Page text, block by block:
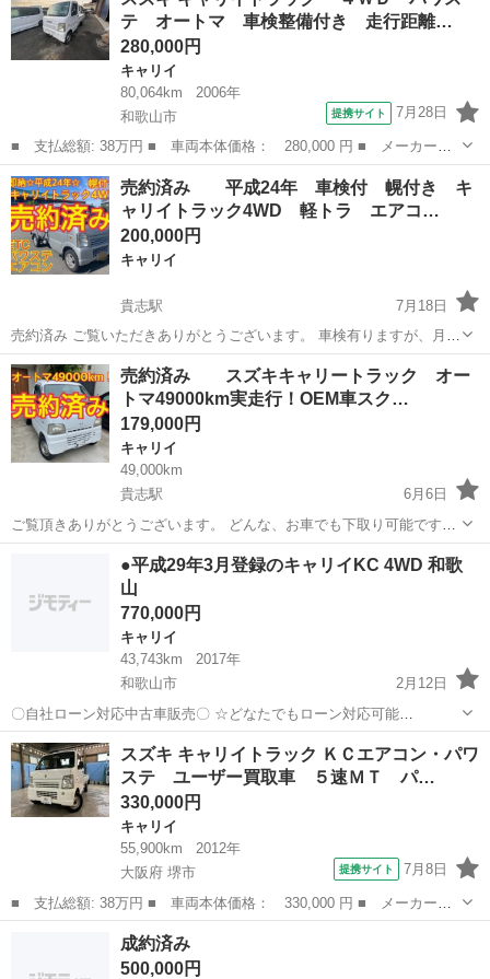
テ オートマ 車検整備付き 走行距離…
280,000円
キャリイ
80,064km
2006年
和歌山市
提携サイト 7月28日
■ 支払総額: 38万円 ■ 車両本体価格： 280,000 円 ■ メーカー
名： スズキ ■ 車種名： キャリイトラック ■ グレード名：
４ＷＤ パワステ オートマ 車検整備付き 走行距離８００６４ｋ
ｍ ■ 排気量：...
和歌山 和歌山市 キャリイ
売約済み 平成24年 車検付 幌付き キ
ャリイトラック4WD 軽トラ エアコ…
200,000円
キャリイ
貴志駅
7月18日
売約済み ご覧いただきありがとうございます。 車検有りますが、月割
り等頂きません、全てコミコミです。 リサイクル料金等も全て込みの
お値段です。 平成24年 幌付き、エアコン、パワステ付きの軽トラ
🛻...
和歌山 紀の川市 貴志駅 キャリイ キャリイトラック
売約済み スズキキャリートラック オー
トマ49000km実走行！OEM車スク…
179,000円
キャリイ
49,000km
貴志駅
6月6日
ご覧頂きありがとうございます。 どんな、お車でも下取り可能です！
買い取りだけの相談も、お気軽にお問い合わせ下さい。どんな、お車
でも値段付けます！ 和歌山の方は無料で名義変更や廃車手続きも、さ
せて頂きます...
紀の川市 貴志駅 キャリイ 車両
●平成29年3月登録のキャリイKC 4WD 和歌
山
770,000円
キャリイ
43,743km
2017年
和歌山市
2月12日
〇自社ローン対応中古車販売〇 ☆どなたでもローン対応可能
☆ １、勤続年数の短い方や自営業の方
２、パートをされる主婦の方や派遣社員の方 ３、自己破産等をされた
方やローンが組めない方 ...
和歌山 和歌山市 キャリイ 車両
スズキ キャリイトラック ＫＣエアコン・パワ
ステ ユーザー買取車 ５速ＭＴ パ…
330,000円
キャリイ
55,900km
2012年
大阪府 堺市
提携サイト 7月8日
■ 支払総額: 38万円 ■ 車両本体価格： 330,000 円 ■ メーカー
名： スズキ ■ 車種名： キャリイトラック ■ グレード名： Ｋ
Ｃエアコン・パワステ ユーザー買取車 ５速ＭＴ パワステ エア
コン ＥＴＣ 三...
キャリイ
成約済み
500,000円